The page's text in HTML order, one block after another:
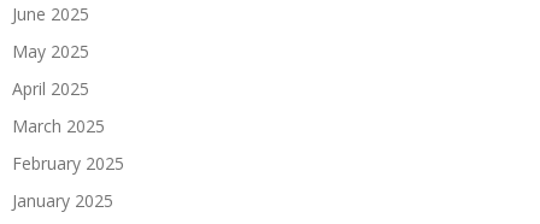
June 2025
May 2025
April 2025
March 2025
February 2025
January 2025